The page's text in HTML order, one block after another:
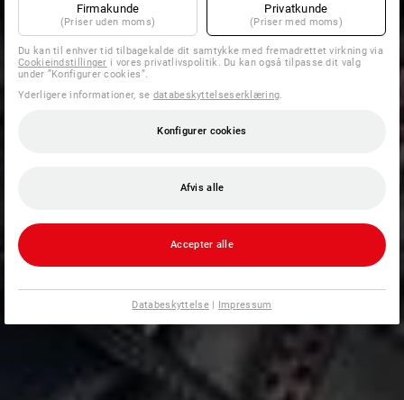
Firmakunde
(Priser uden moms)
Privatkunde
(Priser med moms)
Du kan til enhver tid tilbagekalde dit samtykke med fremadrettet virkning via
Cookieindstillinger i vores privatlivspolitik. Du kan også tilpasse dit valg
under ”Konfigurer cookies”.
Yderligere informationer, se databeskyttelseserklæring
Konfigurer cookies
Afvis alle
Accepter alle
Databeskyttelse| Impressum